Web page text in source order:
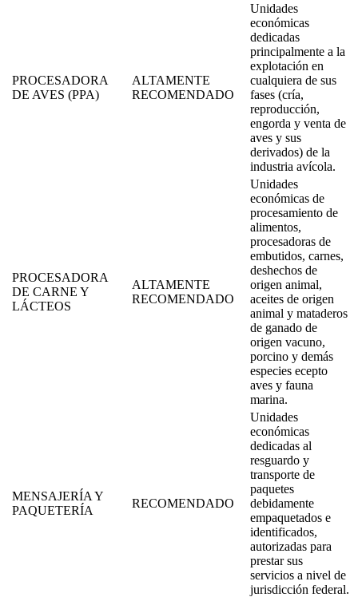
PROCESADORA
DE AVES (PPA)
ALTAMENTE
RECOMENDADO
Unidades
económicas
dedicadas
principalmente a la
explotación en
cualquiera de sus
fases (cría,
reproducción,
engorda y venta de
aves y sus
derivados) de la
industria avícola.
PROCESADORA
DE CARNE Y
LÁCTEOS
ALTAMENTE
RECOMENDADO
Unidades
económicas de
procesamiento de
alimentos,
procesadoras de
embutidos, carnes,
deshechos de
origen animal,
aceites de origen
animal y mataderos
de ganado de
origen vacuno,
porcino y demás
especies ecepto
aves y fauna
marina.
MENSAJERÍA Y
PAQUETERÍA
RECOMENDADO
Unidades
económicas
dedicadas al
resguardo y
transporte de
paquetes
debidamente
empaquetados e
identificados,
autorizadas para
prestar sus
servicios a nivel de
jurisdicción federal.